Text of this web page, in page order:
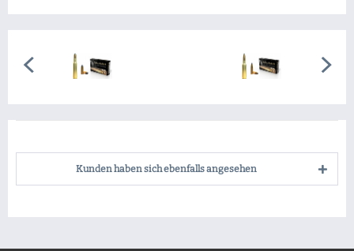
Kunden haben sich ebenfalls angesehen